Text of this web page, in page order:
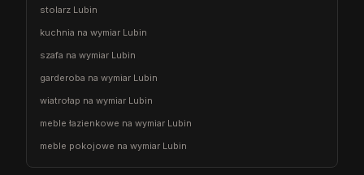
stolarz Lubin
kuchnia na wymiar Lubin
szafa na wymiar Lubin
garderoba na wymiar Lubin
wiatrołap na wymiar Lubin
meble łazienkowe na wymiar Lubin
meble pokojowe na wymiar Lubin